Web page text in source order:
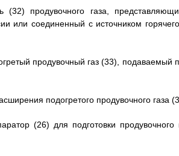
(32) продувочного газа,
или соединенный с источником
продувочный газ (33), подаваемый
подогретого продувочного газа
(26) для подготовки продувочного